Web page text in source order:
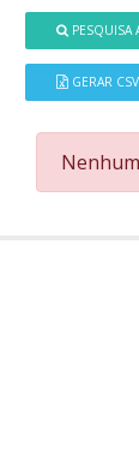
PESQUISA
GERAR CSV